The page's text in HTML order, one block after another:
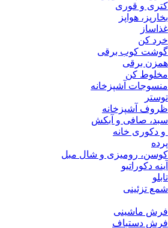
کتری و قوری
بخارپز، هواپز
غذاساز
خرد کن
گوشت کوب برقی
همزن برقی
مخلوط کن
منسوجات آشپزخانه
توستر
ظروف آشپزخانه
سبد، صافی و آبکش
و دکوری خانه
پرده
کوسن، رومیزی و شال مبل
آینه دکوراتیو
تابلو
شمع تزئینی
فرش ماشینی
فرش دستباف